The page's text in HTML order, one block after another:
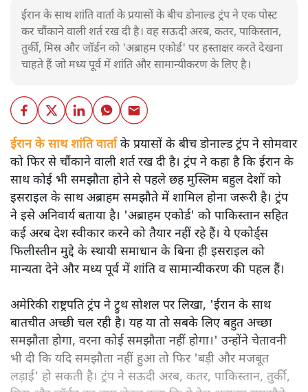
ईरान के साथ शांति वार्ता के प्रयासों के बीच डोनाल्ड ट्रंप ने एक पोस्ट
कर चौंकाने वाली शर्त रख दी है। वह सऊदी अरब, कतर, पाकिस्तान,
तुर्की, मिस्र और जॉर्डन को 'अब्राहम एकोर्ड' पर हस्ताक्षर करते देखना
चाहते हैं जो मध्य पूर्व में शांति और सामान्यीकरण के लिए है।
ईरान के साथ शांति वार्ताके प्रयासों के बीच डोनाल्ड ट्रंप ने सोमवार
को फिर से चौंकाने वाली शर्त रख दी है। ट्रंप ने कहा है कि ईरान के
साथ कोई भी समझौता होने से पहले छह मुस्लिम बहुल देशों को
इसराइल के साथ अब्राहम समझौते में शामिल होना जरूरी है। ट्रंप
ने इसे अनिवार्य बताया है। 'अब्राहम एकोर्ड' को पाकिस्तान सहित
कई अरब देश स्वीकार करने को तैयार नहीं रहे हैं। ये एकोर्ड्स
फिलीस्तीन मुद्दे के स्थायी समाधान के बिना ही इसराइल को
मान्यता देने और मध्य पूर्व में शांति व सामान्यीकरण की पहल हैं।
अमेरिकी राष्ट्रपति ट्रंप ने ट्रुथ सोशल पर लिखा, 'ईरान के साथ
बातचीत अच्छी चल रही है। यह या तो सबके लिए बहुत अच्छा
समझौता होगा, वरना कोई समझौता नहीं होगा।' उन्होंने चेतावनी
भी दी कि यदि समझौता नहीं हुआ तो फिर 'बड़ी और मजबूत
लड़ाई' हो सकती है। ट्रंप ने सऊदी अरब, कतर, पाकिस्तान, तुर्की,